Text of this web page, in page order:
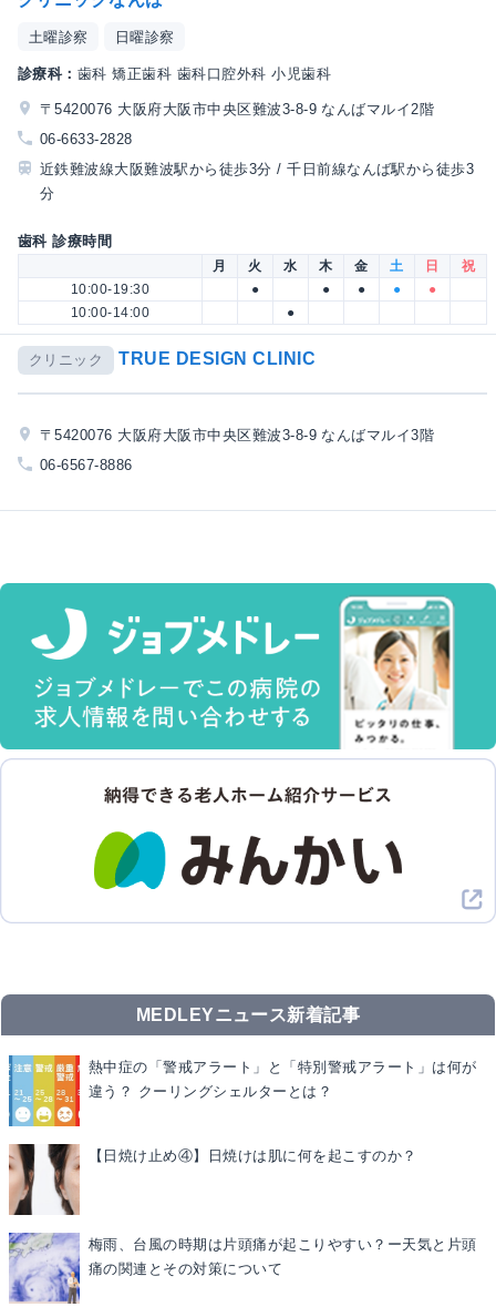
土曜診察 日曜診察
診療科： 歯科 矯正歯科 歯科口腔外科 小児歯科
〒5420076 大阪府大阪市中央区難波3-8-9 なんばマルイ2階
06-6633-2828
近鉄難波線大阪難波駅から徒歩3分 / 千日前線なんば駅から徒歩3
分
歯科 診療時間
月 火 水 木 金 土 日
祝
10:00-19:30
● ● ● ●
●
10:00-14:00
●
クリニック TRUE DESIGN CLINIC
〒5420076 大阪府大阪市中央区難波3-8-9 なんばマルイ3階
06-6567-8886
MEDLEYニュース新着記事
熱中症の「警戒アラート」と「特別警戒アラート」は何が
違う？ クーリングシェルターとは？
【日焼け止め④】日焼けは肌に何を起こすのか？
梅雨、台風の時期は片頭痛が起こりやすい？ー天気と片頭
痛の関連とその対策について